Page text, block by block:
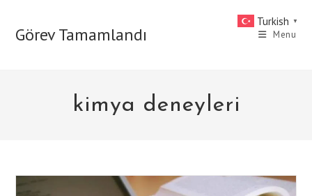
contentGörev Tamamlandı Menu
kimya deneyleri
Turkish ▼